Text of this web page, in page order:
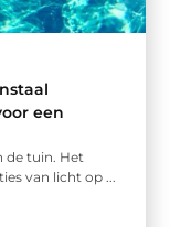
een
de tuin. Het
van licht op ...